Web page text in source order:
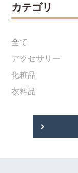
カテゴリ
全て
アクセサリー
化粧品
衣料品